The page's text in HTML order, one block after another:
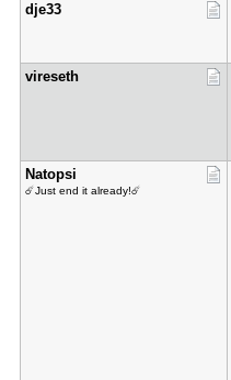
dje33
vireseth
Natopsi
☄️Just end it already!☄️